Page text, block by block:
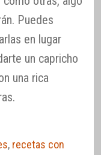
Puedes
en lugar
un capricho
una rica
, recetas con